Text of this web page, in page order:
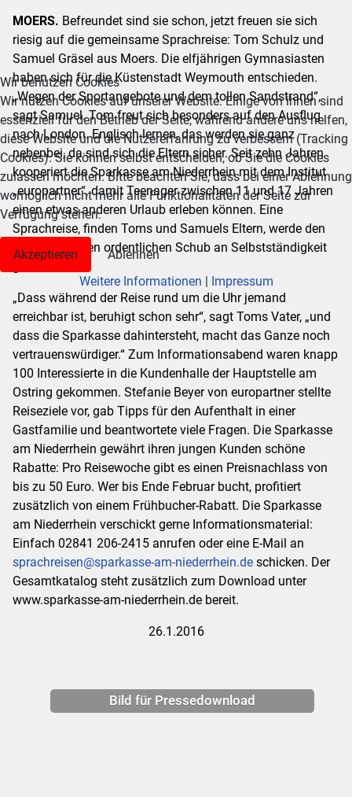
MOERS. Befreundet sind sie schon, jetzt freuen sie sich
riesig auf die gemeinsame Sprachreise: Tom Schulz und
Samuel Gräsel aus Moers. Die elfjährigen Gymnasiasten
haben sich für die Küstenstadt Weymouth entschieden.
„Wegen der Sportangebote und dem tollen Sandstrand“,
sagt Samuel. Tom freut sich besonders auf den Ausflug
nach London. Englisch lernen, das werden sie ganz
nebenbei, da sind sich die Eltern sicher. Seit zehn Jahren
kooperiert die Sparkasse am Niederrhein mit dem Institut
„europartner“, damit Teenager zwischen 11 und 17 Jahren
einen etwas anderen Urlaub erleben können. Eine
Sprachreise, finden Toms und Samuels Eltern, werde den
Kids auch einen ordentlichen Schub an Selbstständigkeit
geben.
„Dass während der Reise rund um die Uhr jemand
erreichbar ist, beruhigt schon sehr“, sagt Toms Vater, „und
dass die Sparkasse dahintersteht, macht das Ganze noch
vertrauenswürdiger.“ Zum Informationsabend waren knapp
100 Interessierte in die Kundenhalle der Hauptstelle am
Ostring gekommen. Stefanie Beyer von europartner stellte
Reiseziele vor, gab Tipps für den Aufenthalt in einer
Gastfamilie und beantwortete viele Fragen. Die Sparkasse
am Niederrhein gewährt ihren jungen Kunden schöne
Rabatte: Pro Reisewoche gibt es einen Preisnachlass von
bis zu 50 Euro. Wer bis Ende Februar bucht, profitiert
zusätzlich von einem Frühbucher-Rabatt. Die Sparkasse
am Niederrhein verschickt gerne Informationsmaterial:
Einfach 02841 206-2415 anrufen oder eine E-Mail an
sprachreisen@sparkasse-am-niederrhein.de schicken. Der
Gesamtkatalog steht zusätzlich zum Download unter
www.sparkasse-am-niederrhein.de bereit.
26.1.2016
Bild für Pressedownload
Wir benutzen Cookies
Wir nutzen Cookies auf unserer Website. Einige von ihnen sind
essenziell für den Betrieb der Seite, während andere uns helfen,
diese Website und die Nutzererfahrung zu verbessern (Tracking
Cookies). Sie können selbst entscheiden, ob Sie die Cookies
zulassen möchten. Bitte beachten Sie, dass bei einer Ablehnung
womöglich nicht mehr alle Funktionalitäten der Seite zur
Verfügung stehen.
Akzeptieren
Ablehnen
Weitere Informationen | Impressum